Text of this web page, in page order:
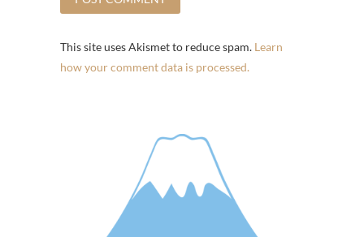
This site uses Akismet to reduce spam. Learn
how your comment data is processed.